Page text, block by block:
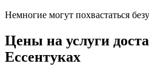
Немногие могут похвастаться
Цены на услуги
Ессентуках